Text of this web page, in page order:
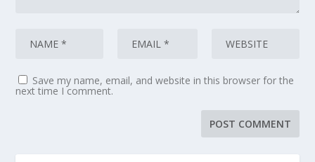
Save my name, email, and website in this browser for the
next time I comment.